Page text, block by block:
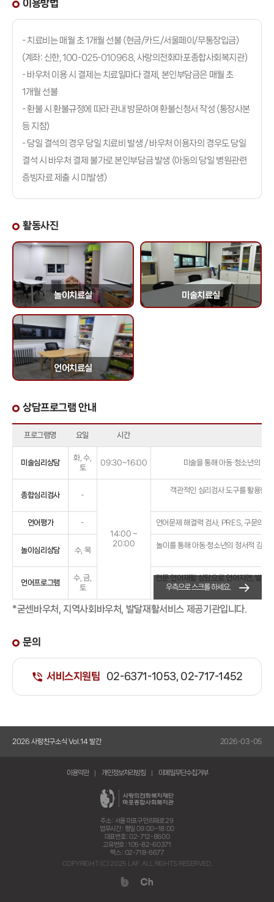
이용방법
- 치료비는 매월 초 1개월 선불 (현금/카드/서울페이/무통장입금)
(계좌: 신한, 100-025-010968, 사랑의전화마포종합사회복지관)
- 바우처 이용 시 결제는 치료일마다 결제, 본인부담금은 매월 초
1개월 선불
- 환불 시 환불규정에 따라 관내 방문하여 환불신청서 작성 (통장사본
등 지참)
- 당일 결석의 경우 당일 치료비 발생 / 바우처 이용자의 경우도 당일
결석 시 바우처 결제 불가로 본인부담금 발생 (아동의 당일 병원관련
증빙자료 제출 시 미발생)
활동사진
놀이치료실 미술치료실
언어치료실
상담프로그램 안내
프로그램명 요일 시간
미술심리상담
화, 수,
토
09:30~16:00 미술을 통해 아동·청소년의 자
종합심리검사 -
14:00 ~
20:00
객관적인 심리검사 도구를 활용한
언어평가 - 언어문제 해결력 검사, PRES, 구문의미
놀이심리상담 수, 목
놀이를 통해 아동·청소년의 정서적 감정
언어프로그램
수, 금,
토
전문 언어재활 상담으로 언어지연, 발음
우측으로 스크롤 하세요.
*굳센바우처, 지역사회바우처, 발달재활서비스 제공기관입니다.
문의
서비스지원팀 02-6371-1053, 02-717-1452
이용약관 개인정보처리방침 이메일무단수집거부
2026 사랑친구소식 Vol.14 발간 2026-03-05
주소 : 서울 마포구 만리재로 29
업무시간 : 평일 09:00~18:00
대표번호 : 02-712-8600
고유번호 : 105-82-60371
팩스 : 02-718-6677
COPYRIGHT (C) 2025 LAF. ALL RIGHTS RESERVED.